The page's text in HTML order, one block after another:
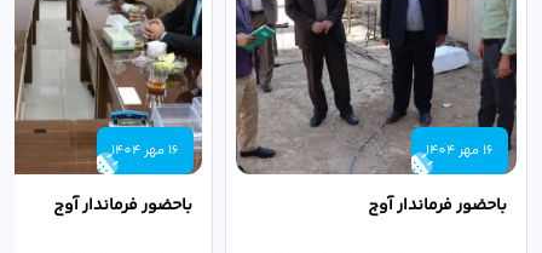
16 مهر 1404
باحضور فرماندار آوج
16 مهر 1404
باحضور فرماندار آوج